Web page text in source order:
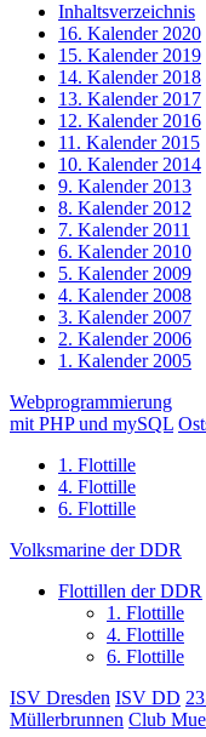
Inhaltsverzeichnis
16. Kalender 2020
15. Kalender 2019
14. Kalender 2018
13. Kalender 2017
12. Kalender 2016
11. Kalender 2015
10. Kalender 2014
9. Kalender 2013
8. Kalender 2012
7. Kalender 2011
6. Kalender 2010
5. Kalender 2009
4. Kalender 2008
3. Kalender 2007
2. Kalender 2006
1. Kalender 2005
Webprogrammierung
mit PHP und mySQL
1. Flottille
4. Flottille
6. Flottille
Volksmarine der DDR
Flottillen der DDR
1. Flottille
4. Flottille
6. Flottille
ISV Dresden ISV DD
Müllerbrunnen Club